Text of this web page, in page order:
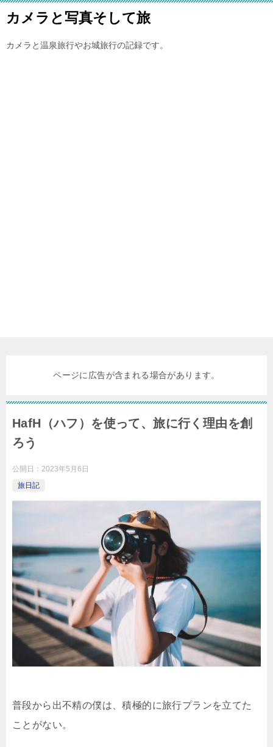
カメラと写真そして旅
カメラと温泉旅行やお城旅行の記録です。
ページに広告が含まれる場合があります。
HafH（ハフ）を使って、旅に行く理由を創
ろう
公開日： 2023年5月6日
旅日記
普段から出不精の僕は、積極的に旅行プランを立てた
ことがない。